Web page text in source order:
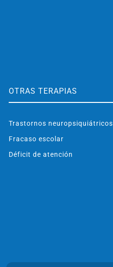
OTRAS TERAPIAS
Trastornos neuropsiquiátricos
Fracaso escolar
Déficit de atención